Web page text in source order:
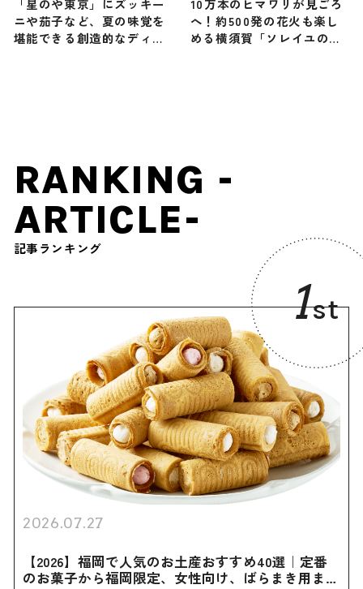
「星のや東京」にズッキー
ニや茄子など、夏の味覚を
堪能できる創造的なディナ
10万本のヒマワリが見ごろ
へ！約500発の花火も楽し
める横須賀「ソレイユの
RANKING -
ARTICLE-
記事ランキング
1st
2026.07.27
【2026】福岡で人気のお土産おすすめ40選｜定番
のお菓子から福岡限定、女性向け、ばらまき用まで